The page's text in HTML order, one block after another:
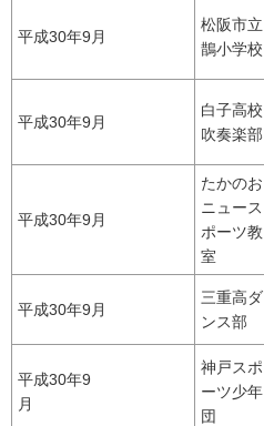
平成30年9月
松阪市立
鵲小学校
平成30年9月
白子高校
吹奏楽部
平成30年9月
たかのお
ニュース
ポーツ教
室
平成30年9月
三重高ダ
ンス部
平成30年9
月
神戸スポ
ーツ少年
団